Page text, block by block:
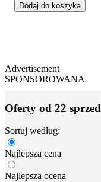
Dodaj do koszyka
Advertisement
SPONSOROWANA
Oferty od 22
Sortuj według:
Najlepsza cena
Najlepsza ocena